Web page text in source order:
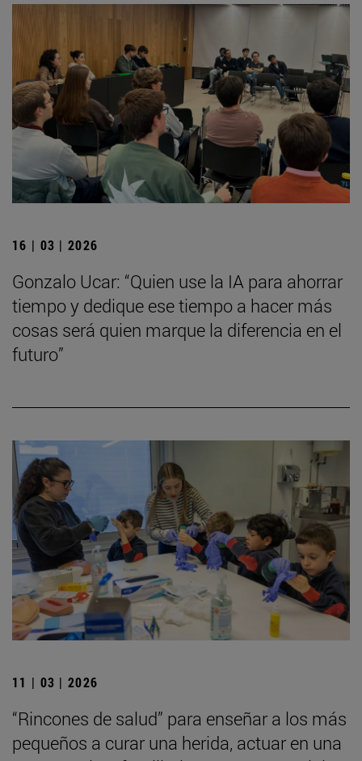
16 | 03 | 2026
Gonzalo Ucar: “Quien use la IA para ahorrar
tiempo y dedique ese tiempo a hacer más
cosas será quien marque la diferencia en el
futuro”
11 | 03 | 2026
“Rincones de salud” para enseñar a los más
pequeños a curar una herida, actuar en una